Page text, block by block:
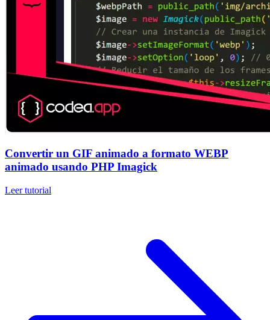
Convertir un GIF animado a formato WEBP
animado usando PHP Imagick
Leer tutorial